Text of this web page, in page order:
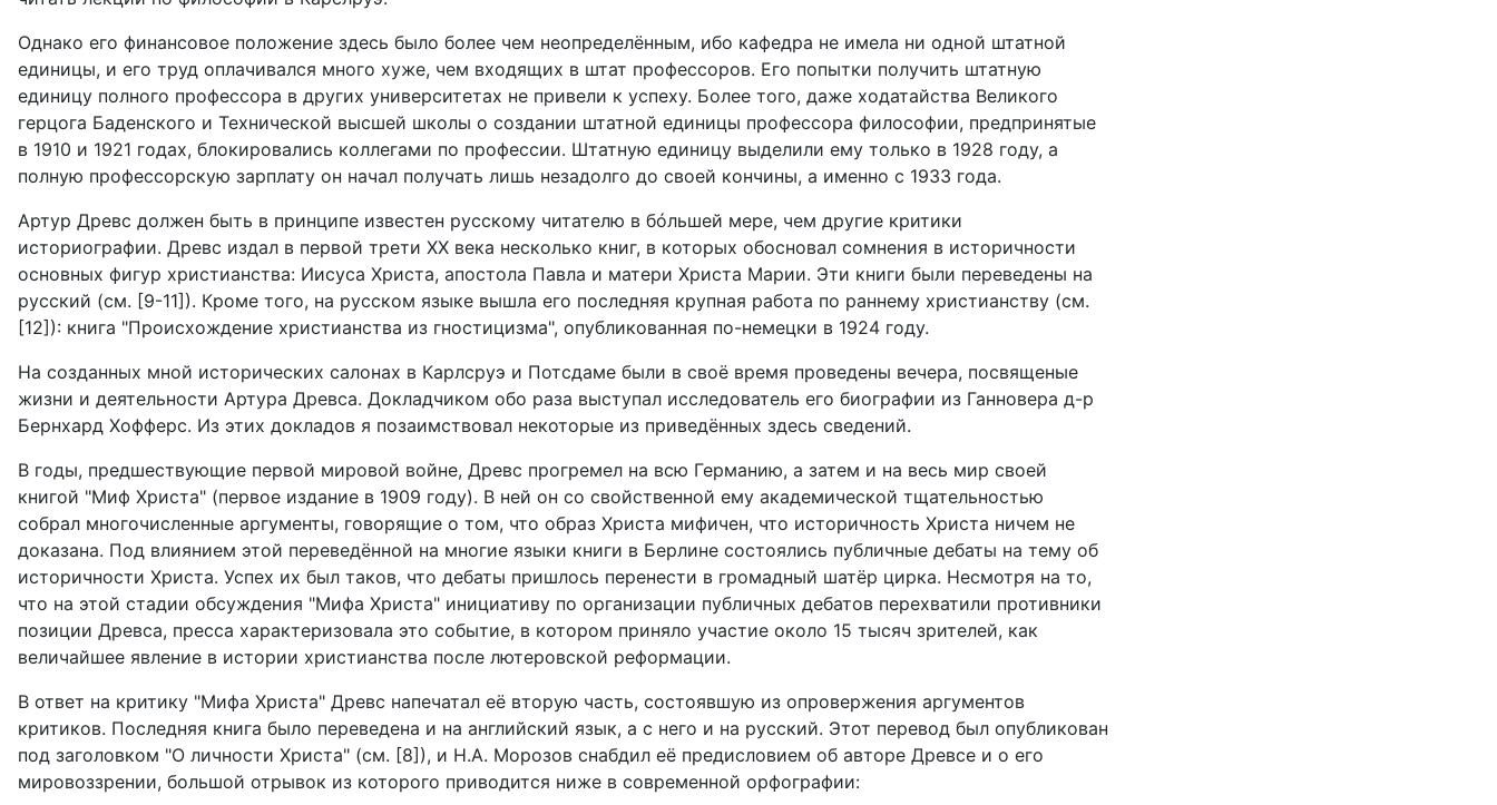
Однако его финансовое положение здесь было более чем неопределённым, ибо кафедра не имела ни одной штатной
единицы, и его труд оплачивался много хуже, чем входящих в штат профессоров. Его попытки получить штатную
единицу полного профессора в других университетах не привели к успеху. Более того, даже ходатайства Великого
герцога Баденского и Технической высшей школы о создании штатной единицы профессора философии, предпринятые
в 1910 и 1921 годах, блокировались коллегами по профессии. Штатную единицу выделили ему только в 1928 году, а
полную профессорскую зарплату он начал получать лишь незадолго до своей кончины, а именно с 1933 года.
Артур Древс должен быть в принципе известен русскому читателю в бóльшей мере, чем другие критики
историографии. Древс издал в первой трети ХХ века несколько книг, в которых обосновал сомнения в историчности
основных фигур христианства: Иисуса Христа, апостола Павла и матери Христа Марии. Эти книги были переведены на
русский (см. [9-11]). Кроме того, на русском языке вышла его последняя крупная работа по раннему христианству (см.
[12]): книга "Происхождение христианства из гностицизма", опубликованная по-немецки в 1924 году.
На созданных мной исторических салонах в Карлсруэ и Потсдаме были в своё время проведены вечера, посвященые
жизни и деятельности Артура Древса. Докладчиком обо раза выступал исследователь его биографии из Ганновера д-р
Бернхард Хофферс. Из этих докладов я позаимствовал некоторые из приведённых здесь сведений.
В годы, предшествующие первой мировой войне, Древс прогремел на всю Германию, а затем и на весь мир своей
книгой "Миф Христа" (первое издание в 1909 году). В ней он со свойственной ему академической тщательностью
собрал многочисленные аргументы, говорящие о том, что образ Христа мифичен, что историчность Христа ничем не
доказана. Под влиянием этой переведённой на многие языки книги в Берлине состоялись публичные дебаты на тему об
историчности Христа. Успех их был таков, что дебаты пришлось перенести в громадный шатёр цирка. Несмотря на то,
что на этой стадии обсуждения "Мифа Христа" инициативу по организации публичных дебатов перехватили противники
позиции Древса, пресса характеризовала это событие, в котором приняло участие около 15 тысяч зрителей, как
величайшее явление в истории христианства после лютеровской реформации.
В ответ на критику "Мифа Христа" Древс напечатал её вторую часть, состоявшую из опровержения аргументов
критиков. Последняя книга было переведена и на английский язык, а с него и на русский. Этот перевод был опубликован
под заголовком "О личности Христа" (см. [8]), и Н.А. Морозов снабдил её предисловием об авторе Древсе и о его
мировоззрении, большой отрывок из которого приводится ниже в современной орфографии: